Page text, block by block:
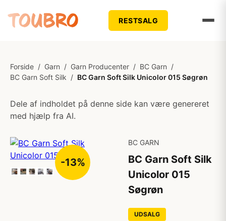
RESTSALG
Forside / Garn / Garn Producenter / BC Garn /
BC Garn Soft Silk / BC Garn Soft Silk Unicolor 015 Søgrøn
Dele af indholdet på denne side kan være genereret
med hjælp fra AI.
-13%
BC GARN
BC Garn Soft Silk
Unicolor 015
Søgrøn
UDSALG